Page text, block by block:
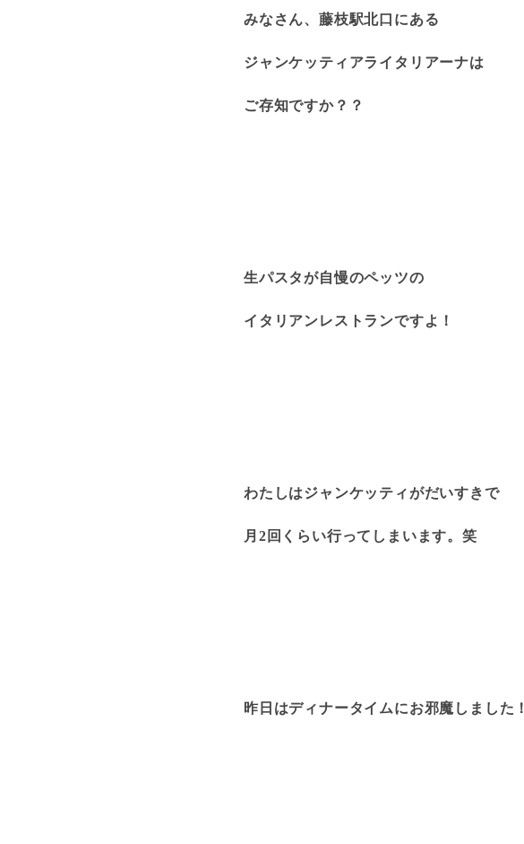
みなさん、藤枝駅北口にある
ジャンケッティアライタリアーナは
ご存知ですか？？
生パスタが自慢のペッツの
イタリアンレストランですよ！
わたしはジャンケッティがだいすきで
月2回くらい行ってしまいます。笑
昨日はディナータイムにお邪魔しました！